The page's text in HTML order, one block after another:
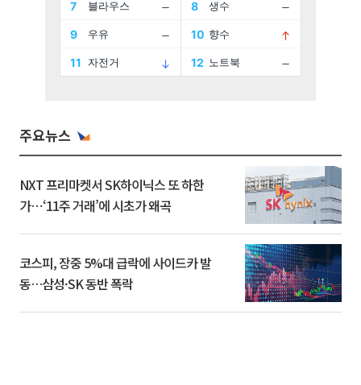
주요뉴스
NXT 프리마켓서 SK하이닉스 또 하한
가⋯‘11주 거래’에 시초가 왜곡
코스피, 장중 5%대 급락에 사이드카 발
동…삼성·SK 동반 폭락